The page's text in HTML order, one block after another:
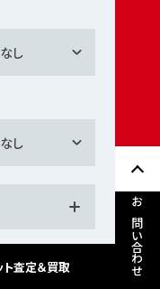
お問い合わせ
し
し
ト査定＆買取